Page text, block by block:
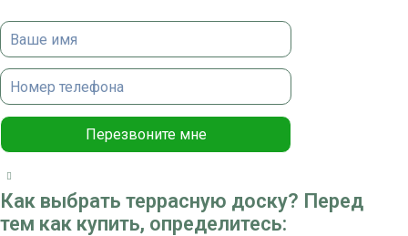
Как выбрать террасную доску? Перед
тем как купить, определитесь: